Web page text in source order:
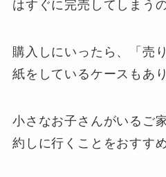
はすぐに完売してしまう
購入しにいったら、「売
紙をしているケースもあ
小さなお子さんがいるご
約しに行くことをおすす